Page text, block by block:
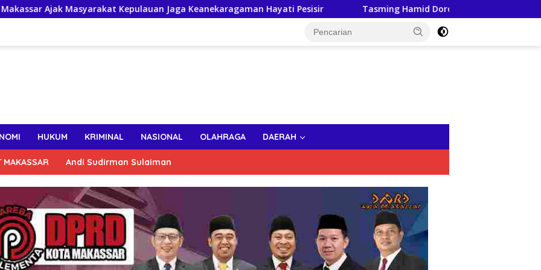
Kepulauan Jaga Keanekaragaman Hayati Pesisir Tasming Hamid Dorong Peningkatan Literasi Keuangan
HUKUM KRIMINAL NASIONAL OLAHRAGA DAERAH
MAKASSAR Andi Sudirman Sulaiman